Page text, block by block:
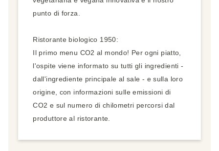
punto di forza.
Ristorante biologico 1950:
Il primo menu CO2 al mondo! Per ogni piatto,
l'ospite viene informato su tutti gli ingredienti -
dall'ingrediente principale al sale - e sulla loro
origine, con informazioni sulle emissioni di
CO2 e sul numero di chilometri percorsi dal
produttore al ristorante.